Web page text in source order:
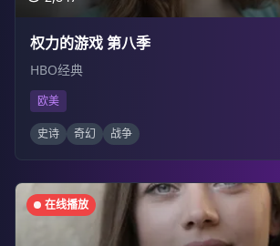
权力的游戏 第八季
HBO经典
欧美
史诗 奇幻 战争
在线播放